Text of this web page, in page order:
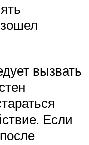
вызвать
Если